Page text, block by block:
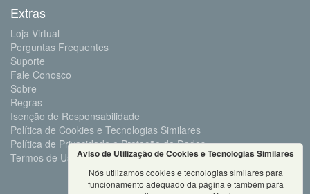
Extras
Loja Virtual
Perguntas Frequentes
Suporte
Fale Conosco
Sobre
Regras
Isenção de Responsabilidade
Política de Cookies e Tecnologias Similares
Política de Privacidade e Proteção de Dados
Termos de UsoAviso de Utilização de Cookies e Tecnologias Similares
Nós utilizamos cookies e tecnologias similares para
funcionamento adequado da página e também para